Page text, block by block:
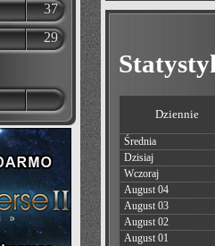
37
29
Dziennie
Średnia
Dzisiaj
Wczoraj
August 04
August 03
August 02
August 01